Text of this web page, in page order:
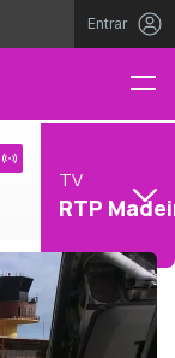
Entrar
TV
RTP